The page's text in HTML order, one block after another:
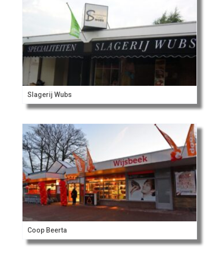
Slagerij Wubs
Coop Beerta